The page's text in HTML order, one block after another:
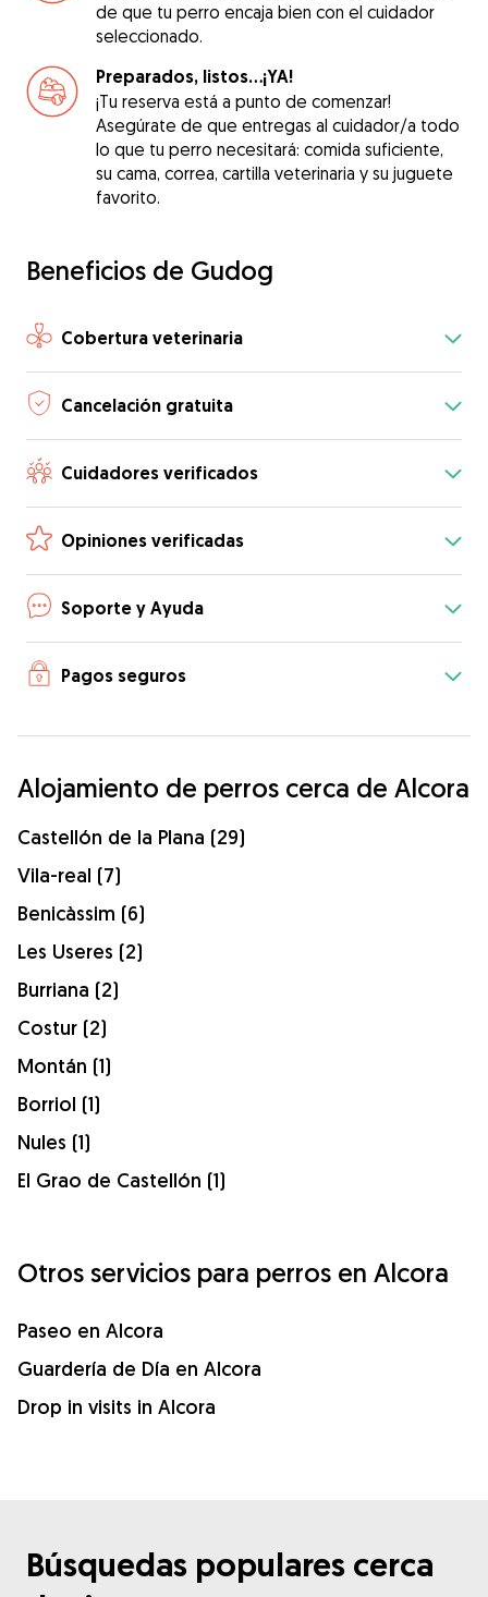
de que tu perro encaja bien con el cuidador
seleccionado.
Preparados, listos...¡YA!
¡Tu reserva está a punto de comenzar!
Asegúrate de que entregas al cuidador/a todo
lo que tu perro necesitará: comida suficiente,
su cama, correa, cartilla veterinaria y su juguete
favorito.
Beneficios de Gudog
Cobertura veterinaria
Cancelación gratuita
Cuidadores verificados
Opiniones verificadas
Soporte y Ayuda
Pagos seguros
Alojamiento de perros cerca de Alcora
Castellón de la Plana (29)
Vila-real (7)
Benicàssim (6)
Les Useres (2)
Burriana (2)
Costur (2)
Montán (1)
Borriol (1)
Nules (1)
El Grao de Castellón (1)
Otros servicios para perros en Alcora
Paseo en Alcora
Guardería de Día en Alcora
Drop in visits in Alcora
Búsquedas populares cerca